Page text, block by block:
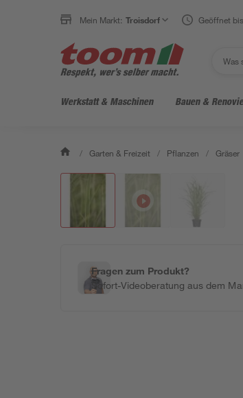
Mein Markt: Troisdorf Geöffnet
Werkstatt & Maschinen Bauen &
/ Garten & Freizeit / Pflanzen / Gräser
Fragen zum Produkt?
Sofort-Videoberatung aus dem